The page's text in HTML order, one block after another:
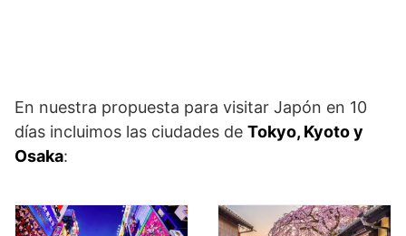
En nuestra propuesta para visitar Japón en 10
días incluimos las ciudades de Tokyo, Kyoto y
Osaka: